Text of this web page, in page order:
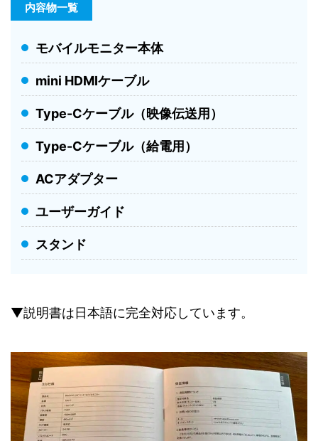
内容物一覧
モバイルモニター本体
mini HDMIケーブル
Type-Cケーブル（映像伝送用）
Type-Cケーブル（給電用）
ACアダプター
ユーザーガイド
スタンド
▼説明書は日本語に完全対応しています。